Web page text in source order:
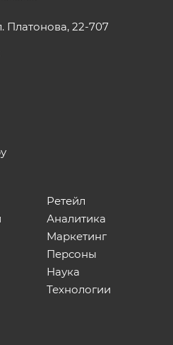
Платонова, 22-707
Ретейл
Аналитика
Маркетинг
Персоны
Наука
Технологии